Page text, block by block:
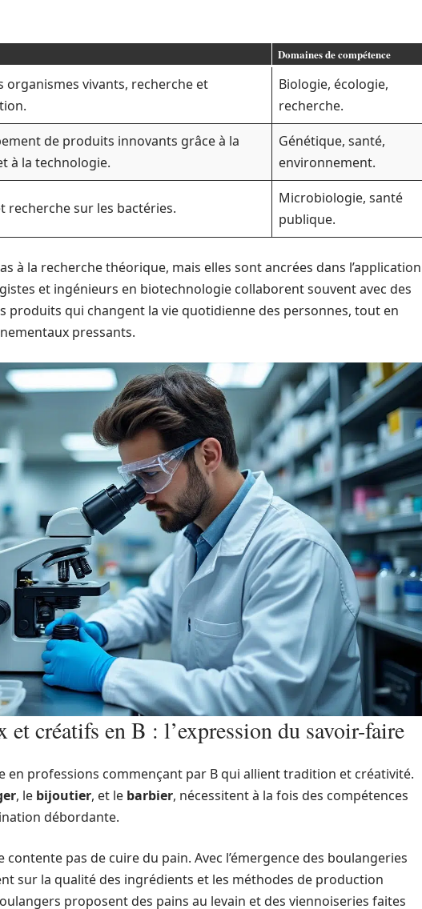
Domaines de compétence
organismes vivants, recherche et
Biologie, écologie,
recherche.
de produits innovants grâce à la
à la technologie.
Génétique, santé,
environnement.
recherche sur les bactéries.
Microbiologie, santé
publique.
à la recherche théorique, mais elles sont ancrées dans l’application
et ingénieurs en biotechnologie collaborent souvent avec des
produits qui changent la vie quotidienne des personnes, tout en
pressants.
et créatifs en B : l’expression du savoir-faire
en professions commençant par B qui allient tradition et créativité.
, le bijoutier, et le barbier, nécessitent à la fois des compétences
débordante.
contente pas de cuire du pain. Avec l’émergence des boulangeries
sur la qualité des ingrédients et les méthodes de production
proposent des pains au levain et des viennoiseries faites